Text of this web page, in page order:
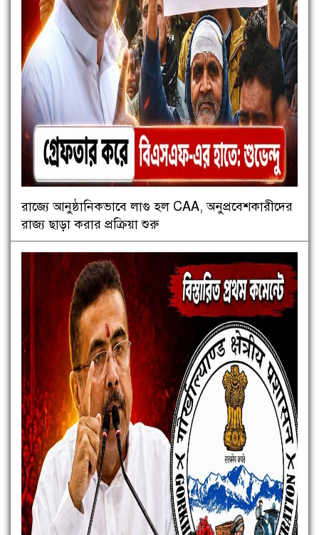
রাজ্যে আনুষ্ঠানিকভাবে লাগু হল CAA, অনুপ্রবেশকারীদের
রাজ্য ছাড়া করার প্রক্রিয়া শুরু